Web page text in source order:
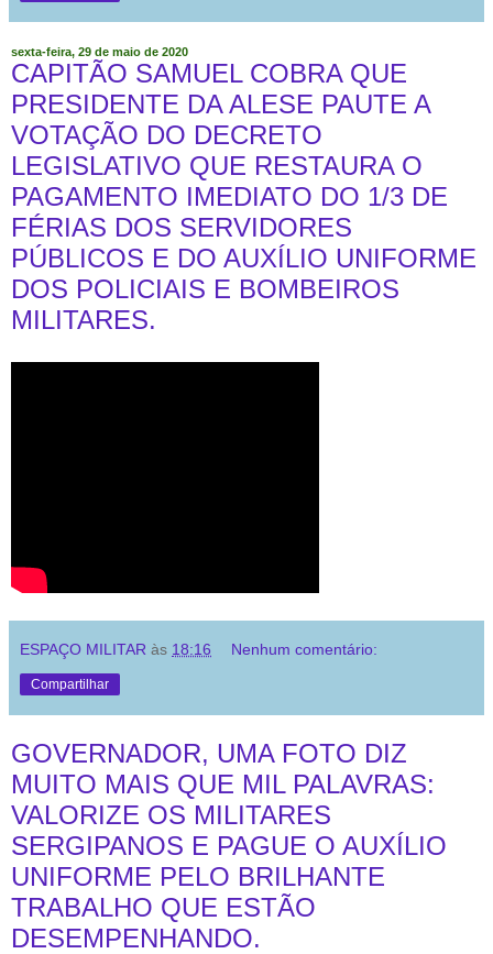
sexta-feira, 29 de maio de 2020
CAPITÃO SAMUEL COBRA QUE
PRESIDENTE DA ALESE PAUTE A
VOTAÇÃO DO DECRETO
LEGISLATIVO QUE RESTAURA O
PAGAMENTO IMEDIATO DO 1/3 DE
FÉRIAS DOS SERVIDORES
PÚBLICOS E DO AUXÍLIO UNIFORME
DOS POLICIAIS E BOMBEIROS
MILITARES.
ESPAÇO MILITAR às 18:16 Nenhum comentário:
Compartilhar
GOVERNADOR, UMA FOTO DIZ
MUITO MAIS QUE MIL PALAVRAS:
VALORIZE OS MILITARES
SERGIPANOS E PAGUE O AUXÍLIO
UNIFORME PELO BRILHANTE
TRABALHO QUE ESTÃO
DESEMPENHANDO.